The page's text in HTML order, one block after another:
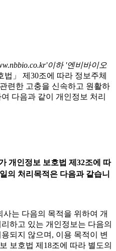
이하 '엔비바이오
법」 제30조에 따라 정보주체
련한 고충을 신속하고 원활하
다음과 같이 개인정보 처리
개인정보 보호법 제32조에 따
의 처리목적은 다음과 같습니
는 다음의 목적을 위하여 개
하고 있는 개인정보는 다음의
되지 않으며, 이용 목적이 변
보호법 제18조에 따라 별도의